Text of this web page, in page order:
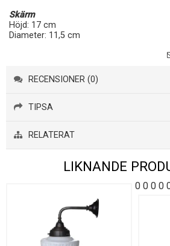
Skärm
Höjd: 17 cm
Diameter: 11,5 cm
RECENSIONER (0)
TIPSA
RELATERAT
LIKNANDE
0 0 0 0